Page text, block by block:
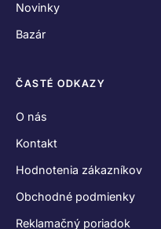
Novinky
Bazár
ČASTÉ ODKAZY
O nás
Kontakt
Hodnotenia zákazníkov
Obchodné podmienky
Reklamačný poriadok